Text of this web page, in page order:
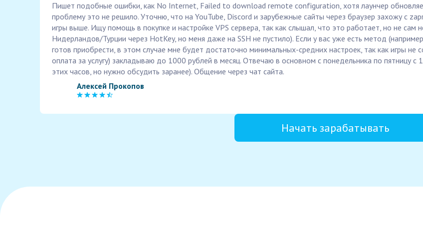
Пишет подобные ошибки, как No Internet, Failed to download remote configuration, хотя лаунчер
проблему это не решило. Уточню, что на YouTube, Discord и зарубежные сайты через браузер захожу с
игры выше. Ищу помощь в покупке и настройке VPS сервера, так как слышал, что это работает, но не сам
Нидерландов/Турции через HotKey, но меня даже на SSH не пустило). Если у вас уже есть метод
готов приобрести, в этом случае мне будет достаточно минимальных-средних настроек, так как игры не
оплата за услугу) закладываю до 1000 рублей в месяц. Отвечаю в основном с понедельника по
этих часов, но нужно обсудить заранее). Общение через чат сайта.
Алексей Прокопов
Начать зарабатывать